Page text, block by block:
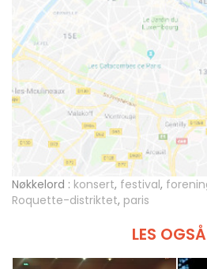
Nøkkelord : konsert, festival,
Roquette-distriktet, paris
LES